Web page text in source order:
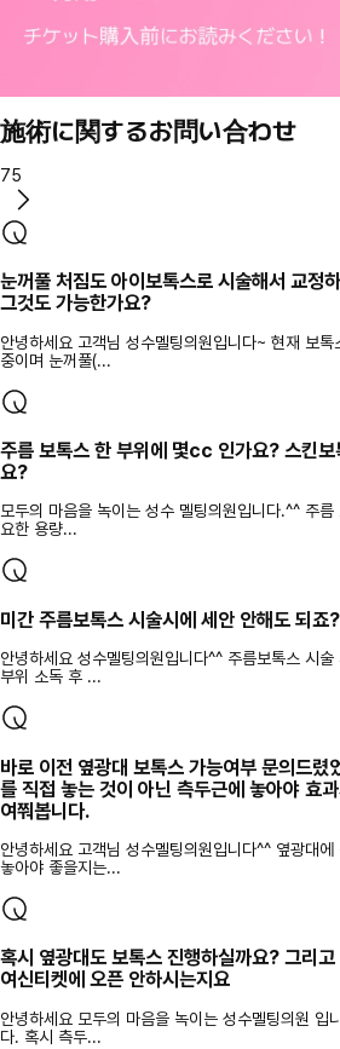
施術に関するお問い合わせ
75
눈꺼풀 처짐도 아이보톡스로 시술해서 교정
그것도 가능한가요?
안녕하세요 고객님 성수멜팅의원입니다~ 현재 보
중이며 눈꺼풀(...
주름 보톡스 한 부위에 몇cc 인가요? 스킨
요?
모두의 마음을 녹이는 성수 멜팅의원입니다.^^ 주
요한 용량...
미간 주름보톡스 시술시에 세안 안해도 되죠
안녕하세요 성수멜팅의원입니다^^ 주름보톡스 시
부위 소독 후 ...
바로 이전 옆광대 보톡스 가능여부 문의드렸
를 직접 놓는 것이 아닌 측두근에 놓아야 효
여쭤봅니다.
안녕하세요 고객님 성수멜팅의원입니다^^ 옆광대
놓아야 좋을지는...
혹시 옆광대도 보톡스 진행하실까요? 그리
여신티켓에 오픈 안하시는지요
안녕하세요 모두의 마음을 녹이는 성수멜팅의원 입
다. 혹시 측두...